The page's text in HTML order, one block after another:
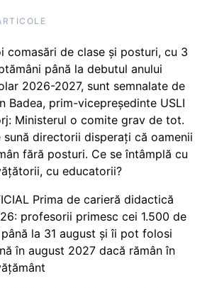
comasări de clase și posturi, cu 3
până la debutul anului
2026-2027, sunt semnalate de
Badea, prim-vicepreședinte USLI
Ministerul o comite grav de tot.
sună directorii disperați că oamenii
fără posturi. Ce se întâmplă cu
cu educatorii?
Prima de carieră didactică
profesorii primesc cei 1.500 de
la 31 august și îi pot folosi
în august 2027 dacă rămân în